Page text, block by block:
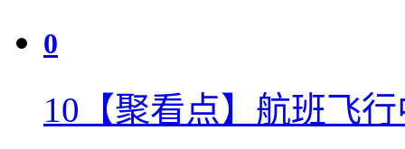
0
10 【聚看点】航班飞